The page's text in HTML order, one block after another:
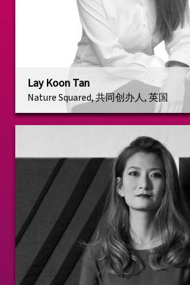
Lay Koon Tan
Nature Squared, 共同创办人, 英国